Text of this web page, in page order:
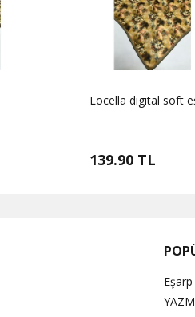
Locella digital soft
139.90 TL